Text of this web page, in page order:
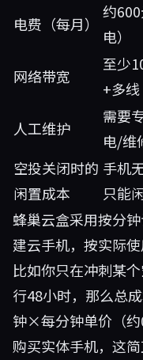
电费（每月）
约
电）
网络带宽
至少
+多线
人工维护
需要
电/维
空投关闭时的
闲置成本
手机
只能
蜂巢云盒采用按分
建云手机，按实际
比如你只在冲刺某
行48小时，那么总
钟×每分钟单价（
购买实体手机，这简